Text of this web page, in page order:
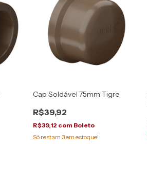
Cap Soldável 75mm Tigre
R$39,92
R$39,12 com Boleto
Só restam3em estoque!